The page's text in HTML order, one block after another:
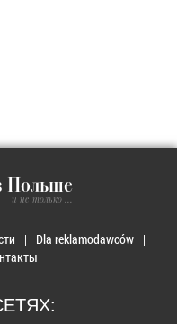
Польше
и не только ...
Dla reklamodawców